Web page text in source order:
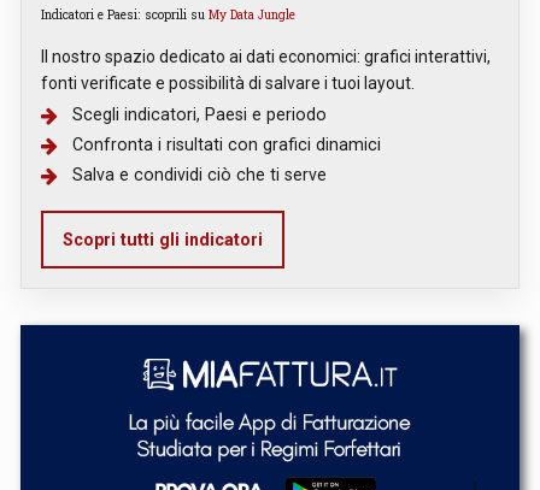
Indicatori e Paesi: scoprili su My Data Jungle
Il nostro spazio dedicato ai dati economici: grafici interattivi,
fonti verificate e possibilità di salvare i tuoi layout.
Scegli indicatori, Paesi e periodo
Confronta i risultati con grafici dinamici
Salva e condividi ciò che ti serve
Scopri tutti gli indicatori